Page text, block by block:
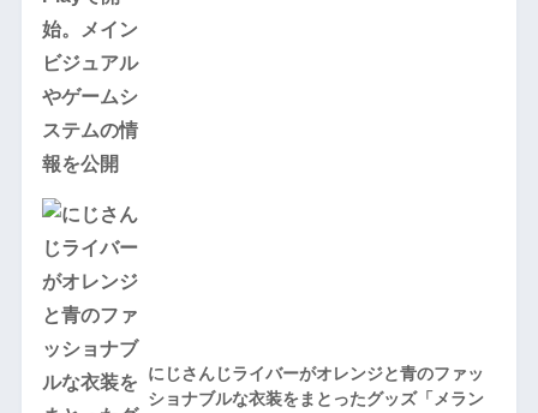
にじさんじライバーがオレンジと青のファッ
ショナブルな衣装をまとったグッズ「メラン